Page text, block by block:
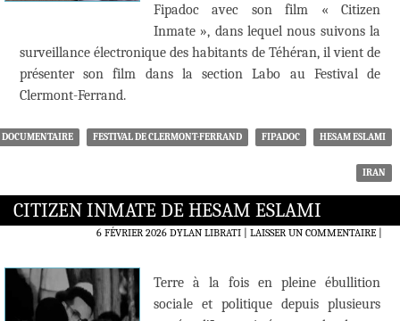
Fipadoc avec son film « Citizen
Inmate », dans lequel nous suivons la
surveillance électronique des habitants de Téhéran, il vient de
présenter son film dans la section Labo au Festival de
Clermont-Ferrand.
DOCUMENTAIRE FESTIVAL DE CLERMONT-FERRAND FIPADOC HESAM ESLAMI
IRAN
CITIZEN INMATE DE HESAM ESLAMI
6 FÉVRIER 2026 DYLAN LIBRATI LAISSER UN COMMENTAIRE|
Terre à la fois en pleine ébullition
sociale et politique depuis plusieurs